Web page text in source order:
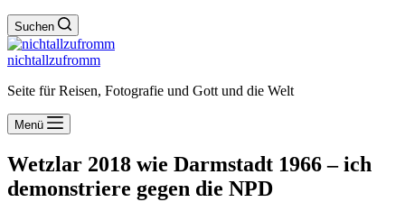
Suchen
nichtallzufromm
Seite für Reisen, Fotografie und Gott und die Welt
Menü
Wetzlar 2018 wie Darmstadt 1966 – ich
demonstriere gegen die NPD